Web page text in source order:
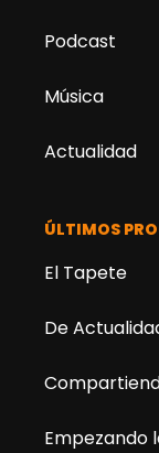
Podcast
Música
Actualidad
ÚLTIMOS
El Tapete
De
Empezando